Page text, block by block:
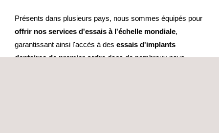
Présents dans plusieurs pays, nous sommes équipés pour
offrir nos services d'essais à l'échelle mondiale,
garantissant ainsi l'accès à des essais d'implants
dentaires de premier ordredans de nombreux pays.